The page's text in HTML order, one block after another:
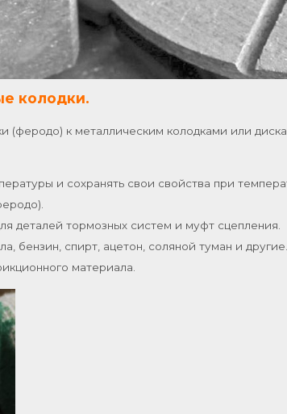
колодки.
(феродо) к металлическим колодками или
и сохранять свои свойства при
деталей тормозных систем и муфт сцепления.
бензин, спирт, ацетон, соляной туман и другие.
материала.